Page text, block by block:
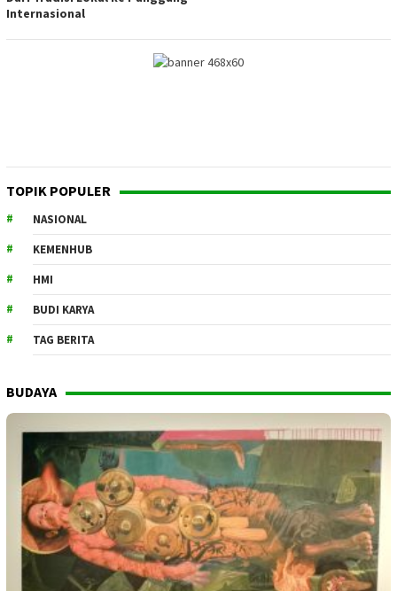
Internasional
TOPIK POPULER
NASIONAL
KEMENHUB
HMI
BUDI KARYA
TAG BERITA
BUDAYA